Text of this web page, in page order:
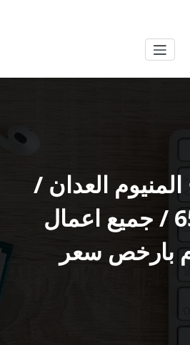
العدان /
65857744 / جميع اعمال
بارخص سعر